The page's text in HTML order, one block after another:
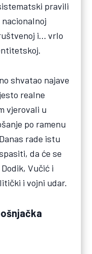
pravili
i… vrlo
shvatao najave
realne
vjerovali u
po ramenu
rade istu
da će se
Vučić i
i vojni udar.